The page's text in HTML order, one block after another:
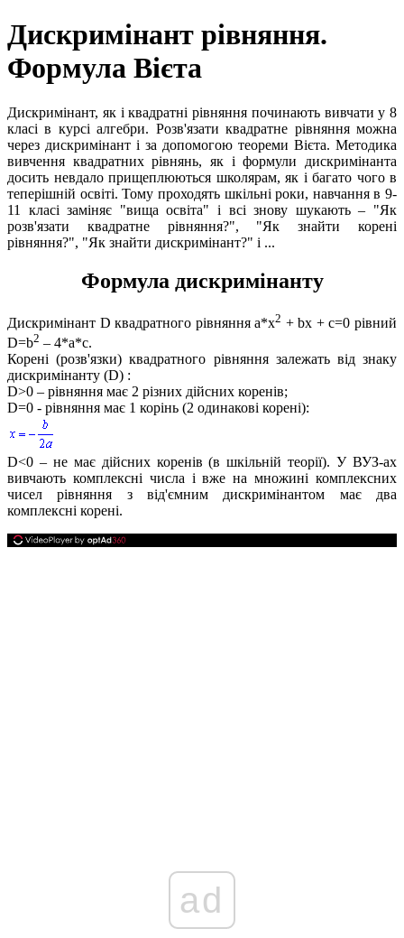
Дискримінант рівняння.
Формула Вієта
Дискримінант, як і квадратні рівняння починають вивчати у 8
клаcі в курсі алгебри. Розв'язати квадратне рівняння можна
через дискримінант і за допомогою теореми Вієта. Методика
вивчення квадратних рівнянь, як і формули дискримінанта
досить невдало прищеплюються школярам, як і багато чого в
теперішній освіті. Тому проходять шкільні роки, навчання в 9-
11 класі заміняє "вища освіта" і всі знову шукають – "Як
розв'язати квадратне рівняння?", "Як знайти корені
рівняння?", "Як знайти дискримінант?" і ...
Формула дискримінанту
Дискримінант D квадратного рівнянняa*x2 + bx + c=0рівний
D=b2 – 4*a*c.
Корені (розв'язки) квадратного рівняння залежать від знаку
дискримінанту (D) :
D>0 – рівняння має 2 різних дійсних коренів;
D=0 - рівняння має 1 корінь (2 одинакові корені):
D<0 – не має дійсних коренів (в шкільній теорії). У ВУЗ-ах
вивчають комплексні числа і вже на множині комплексних
чисел рівняння з від'ємним дискримінантом має два
комплексні корені.
ad